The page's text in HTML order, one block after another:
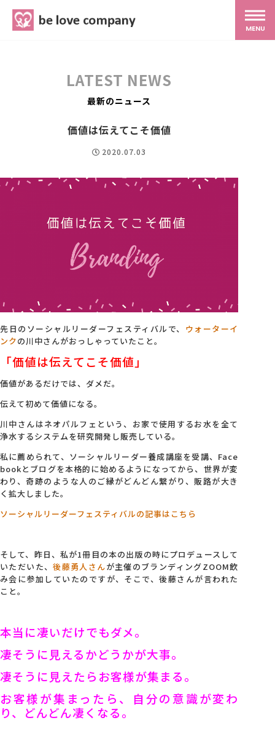
MENU
MG研修
スタッフ紹介
会社概要
アクセス
採用情報
お問い合わせ
LATEST NEWS
最新のニュース
価値は伝えてこそ価値
2020.07.03
先日のソーシャルリーダーフェスティバルで、 ウォーターイ
ンクの川中さんがおっしゃっていたこと。
「価値は伝えてこそ価値」
価値があるだけでは、ダメだ。
伝えて初めて価値になる。
川中さんはネオパルフェという、お家で使用するお水を全て
浄水するシステムを研究開発し販売している。
私に薦められて、ソーシャルリーダー養成講座を受講、Face
bookとブログを本格的に始めるようになってから、世界が変
わり、奇跡のような人のご縁がどんどん繋がり、販路が大き
く拡大しました。
ソーシャルリーダーフェスティバルの記事はこちら
そして、昨日、私が1冊目の本の出版の時にプロデュースして
いただいた、後藤勇人さんが主催のブランディングZOOM飲
み会に参加していたのですが、そこで、後藤さんが言われた
こと。
本当に凄いだけでもダメ。
凄そうに見えるかどうかが大事。
凄そうに見えたらお客様が集まる。
お客様が集まったら、自分の意識が変わ
り、どんどん凄くなる。